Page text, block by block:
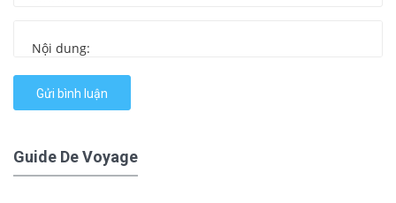
Gửi bình luận
Guide De Voyage